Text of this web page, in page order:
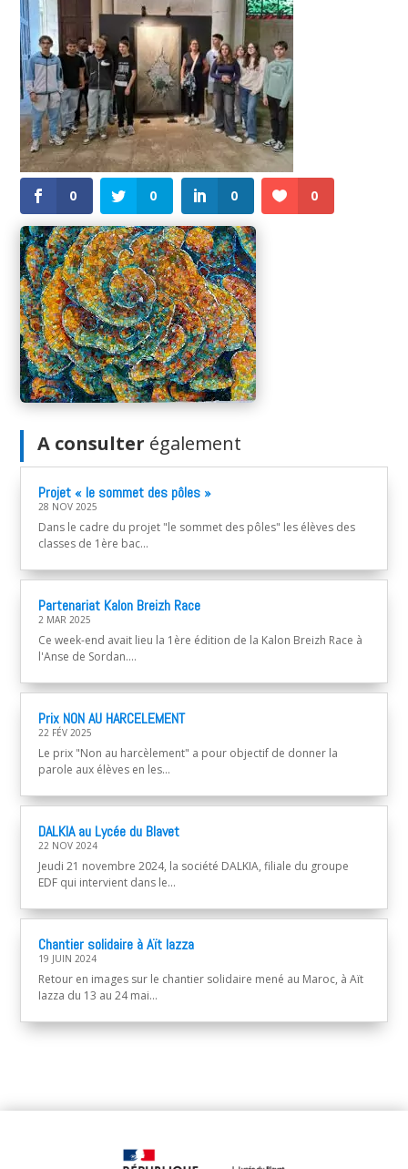
0 0 0 0
A consulter également
Projet « le sommet des pôles »
28 NOV 2025
Dans le cadre du projet "le sommet des pôles" les élèves des
classes de 1ère bac...
Partenariat Kalon Breizh Race
2 MAR 2025
Ce week-end avait lieu la 1ère édition de la Kalon Breizh Race à
l'Anse de Sordan....
Prix NON AU HARCELEMENT
22 FÉV 2025
Le prix "Non au harcèlement" a pour objectif de donner la
parole aux élèves en les...
DALKIA au Lycée du Blavet
22 NOV 2024
Jeudi 21 novembre 2024, la société DALKIA, filiale du groupe
EDF qui intervient dans le...
Chantier solidaire à Aït Iazza
19 JUIN 2024
Retour en images sur le chantier solidaire mené au Maroc, à Aït
Iazza du 13 au 24 mai...